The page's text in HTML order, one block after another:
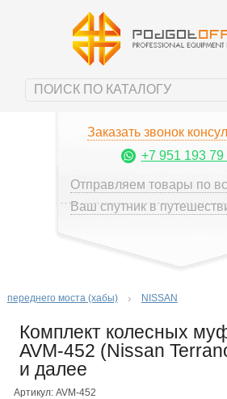
Заказать звонок
+7 951 193 79
Отправляем товары по
Ваш спутник в
переднего моста (хабы) NISSAN
Комплект колесных
AVM-452 (Nissan
и далее
Артикул: AVM-452